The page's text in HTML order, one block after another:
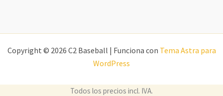
Copyright © 2026 C2 Baseball | Funciona con Tema Astra para
WordPress
Todos los precios incl. IVA.